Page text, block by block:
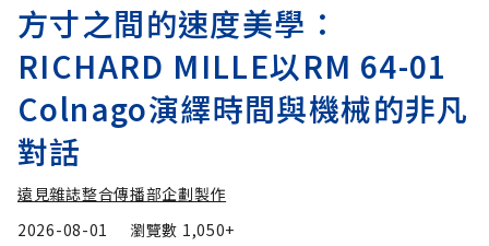
方寸之間的速度美學：
RICHARD MILLE以RM 64-01
Colnago演繹時間與機械的非凡
對話
遠見雜誌整合傳播部企劃製作
2026-08-01
瀏覽數 1,050+